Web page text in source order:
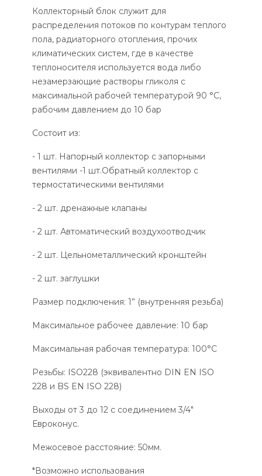
Коллекторный блок служит для
распределения потоков по контурам теплого
пола, радиаторного отопления, прочих
климатических систем, где в качестве
теплоносителя используется вода либо
незамерзающие растворы гликоля с
максимальной рабочей температурой 90 °C,
рабочим давлением до 10 бар
Состоит из:
- 1 шт. Напорный коллектор с запорными
вентилями -1 шт.Обратный коллектор с
термостатическими вентилями
- 2 шт. дренажные клапаны
- 2 шт. Автоматический воздухоотводчик
- 2 шт. Цельнометаллический кронштейн
- 2 шт. заглушки
Размер подключения: 1” (внутренняя резьба)
Максимальное рабочее давление: 10 бар
Максимальная рабочая температура: 100°С
Резьбы: ISO228 (эквивалентно DIN EN ISO
228 и BS EN ISO 228)
Выходы от 3 до 12 с соединением 3/4"
Евроконус.
Межосевое расстояние: 50мм.
*Возможно использования